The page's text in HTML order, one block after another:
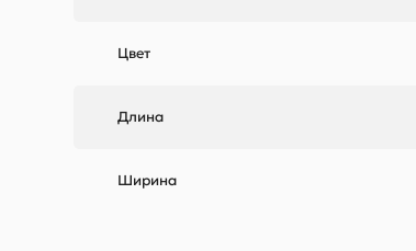
Цвет
Длина
Ширина